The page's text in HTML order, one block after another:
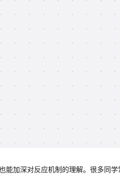
能加深对反应机制的理解。很多同学